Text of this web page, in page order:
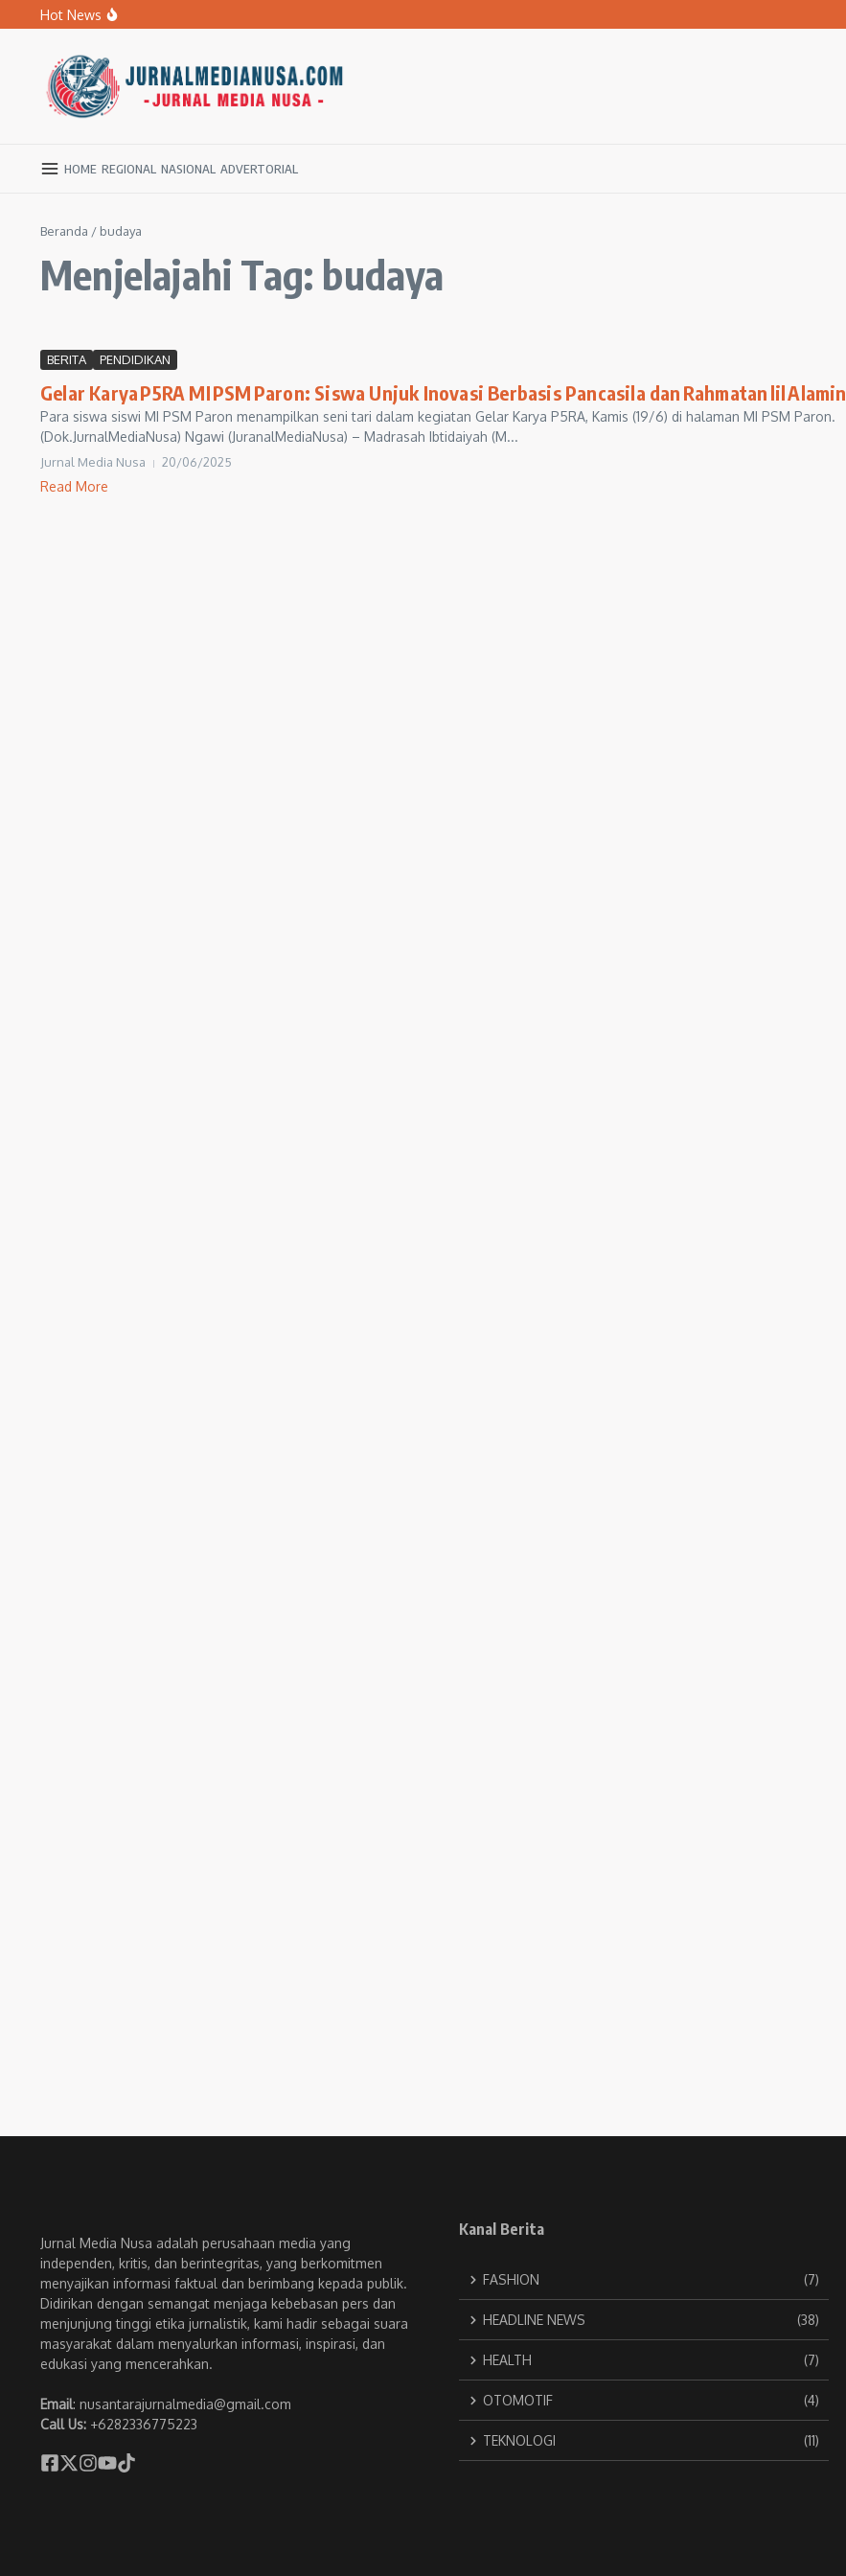
Lewati ke konten
Hot News
BPBD Ngawi Mulai Distribusikan Air Bersih untuk Ratusan Warga Terdampak Kekeringan
HOME REGIONAL NASIONAL ADVERTORIAL
Beranda / budaya
Menjelajahi Tag: budaya
BERITA PENDIDIKAN
Gelar Karya P5RA MI PSM Paron: Siswa Unjuk Inovasi Berbasis Pancasila dan Rahmatan lil Alamin
Para siswa siswi MI PSM Paron menampilkan seni tari dalam kegiatan Gelar Karya P5RA, Kamis (19/6) di halaman MI PSM Paron.
(Dok.JurnalMediaNusa) Ngawi (JuranalMediaNusa) – Madrasah Ibtidaiyah (M...
Jurnal Media Nusa 20/06/2025
Read More
Jurnal Media Nusa adalah perusahaan media yang
independen, kritis, dan berintegritas, yang berkomitmen
menyajikan informasi faktual dan berimbang kepada publik.
Didirikan dengan semangat menjaga kebebasan pers dan
menjunjung tinggi etika jurnalistik, kami hadir sebagai suara
masyarakat dalam menyalurkan informasi, inspirasi, dan
edukasi yang mencerahkan.
Email: nusantarajurnalmedia@gmail.com
Call Us: +6282336775223
Kanal Berita
FASHION (7)
HEADLINE NEWS (38)
HEALTH (7)
OTOMOTIF (4)
TEKNOLOGI (11)